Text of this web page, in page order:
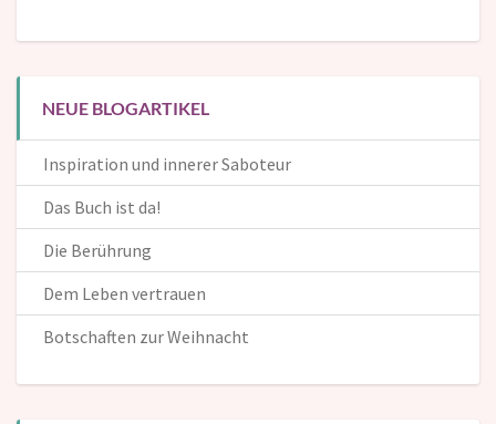
NEUE BLOGARTIKEL
Inspiration und innerer Saboteur
Das Buch ist da!
Die Berührung
Dem Leben vertrauen
Botschaften zur Weihnacht